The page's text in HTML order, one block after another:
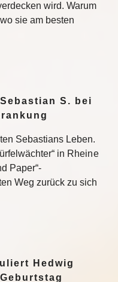
wird. Warum
sie am besten
S. bei
Sebastians Leben.
in Rheine
Paper“-
Weg zurück zu sich
Hedwig